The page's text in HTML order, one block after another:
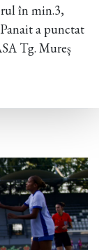
în min.3,
a punctat
Tg. Mureș